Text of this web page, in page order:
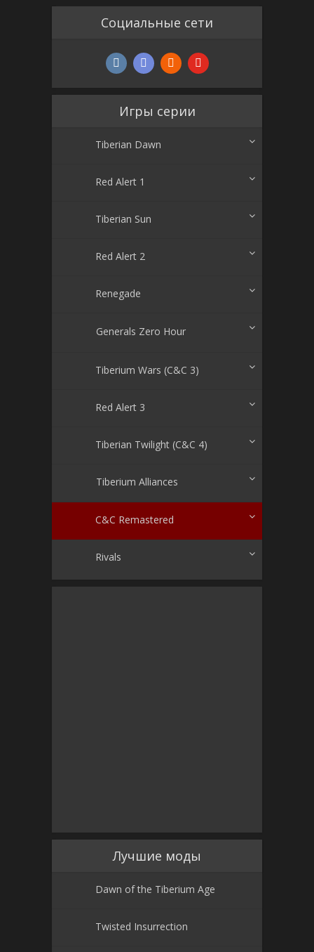
Социальные сети
Игры серии
Tiberian Dawn
Red Alert 1
Tiberian Sun
Red Alert 2
Renegade
Generals Zero Hour
Tiberium Wars (C&C 3)
Red Alert 3
Tiberian Twilight (C&C 4)
Tiberium Alliances
C&C Remastered
Rivals
Лучшие моды
Dawn of the Tiberium Age
Twisted Insurrection